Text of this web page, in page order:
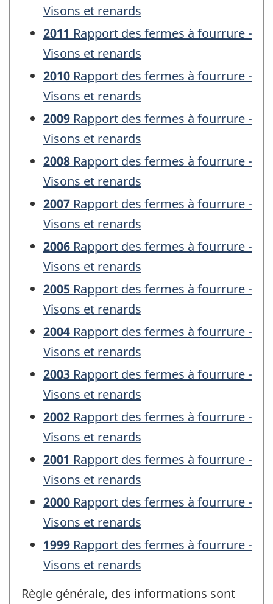
Visons et renards
2011 Rapport des fermes à fourrure -
Visons et renards
2010 Rapport des fermes à fourrure -
Visons et renards
2009 Rapport des fermes à fourrure -
Visons et renards
2008 Rapport des fermes à fourrure -
Visons et renards
2007 Rapport des fermes à fourrure -
Visons et renards
2006 Rapport des fermes à fourrure -
Visons et renards
2005 Rapport des fermes à fourrure -
Visons et renards
2004 Rapport des fermes à fourrure -
Visons et renards
2003 Rapport des fermes à fourrure -
Visons et renards
2002 Rapport des fermes à fourrure -
Visons et renards
2001 Rapport des fermes à fourrure -
Visons et renards
2000 Rapport des fermes à fourrure -
Visons et renards
1999 Rapport des fermes à fourrure -
Visons et renards
Règle générale, des informations sont